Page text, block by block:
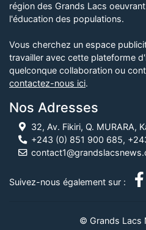
région des Grands Lacs
l'éducation des populations.
Vous cherchez un espace
travailler avec cette plateforme
quelconque collaboration ou
contactez-nous ici.
Nos Adresses
32, Av. Fikiri, Q. MURARA,
+243 (0) 851 900 685,
Suivez-nous également sur :
© Grands Lacs